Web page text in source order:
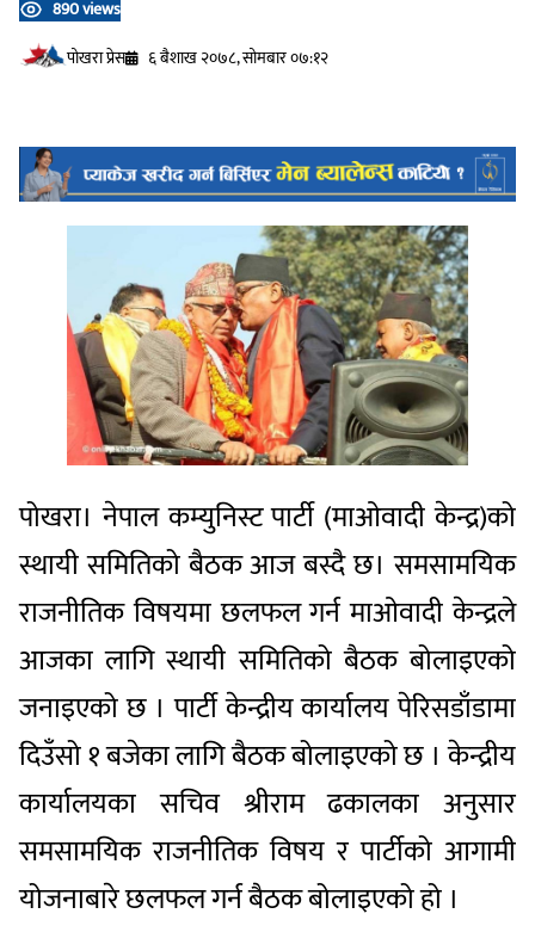
890 views
प‍ोखरा प्रेस
६ बैशाख २०७८, सोमबार ०७:१२
पोखरा। नेपाल कम्युनिस्ट पार्टी (माओवादी केन्द्र)को
स्थायी समितिको बैठक आज बस्दै छ। समसामयिक
राजनीतिक विषयमा छलफल गर्न माओवादी केन्द्रले
आजका लागि स्थायी समितिको बैठक बोलाइएको
जनाइएको छ । पार्टी केन्द्रीय कार्यालय पेरिसडाँडामा
दिउँसो १ बजेका लागि बैठक बोलाइएको छ । केन्द्रीय
कार्यालयका सचिव श्रीराम ढकालका अनुसार
समसामयिक राजनीतिक विषय र पार्टीको आगामी
योजनाबारे छलफल गर्न बैठक बोलाइएको हो ।